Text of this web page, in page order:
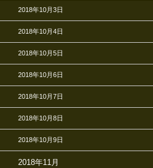
2018年10月3日
2018年10月4日
2018年10月5日
2018年10月6日
2018年10月7日
2018年10月8日
2018年10月9日
2018年11月